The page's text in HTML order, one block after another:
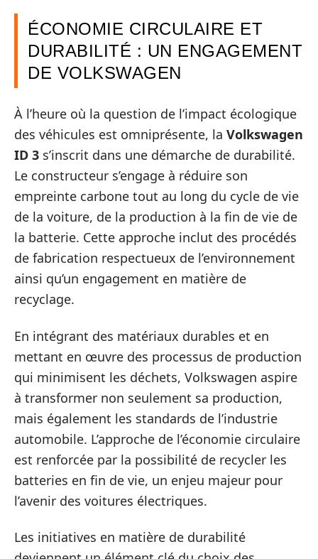
ÉCONOMIE CIRCULAIRE ET
DURABILITÉ : UN ENGAGEMENT
DE VOLKSWAGEN
À l’heure où la question de l’impact écologique
des véhicules est omniprésente, la Volkswagen
ID 3 s’inscrit dans une démarche de durabilité.
Le constructeur s’engage à réduire son
empreinte carbone tout au long du cycle de vie
de la voiture, de la production à la fin de vie de
la batterie. Cette approche inclut des procédés
de fabrication respectueux de l’environnement
ainsi qu’un engagement en matière de
recyclage.
En intégrant des matériaux durables et en
mettant en œuvre des processus de production
qui minimisent les déchets, Volkswagen aspire
à transformer non seulement sa production,
mais également les standards de l’industrie
automobile. L’approche de l’économie circulaire
est renforcée par la possibilité de recycler les
batteries en fin de vie, un enjeu majeur pour
l’avenir des voitures électriques.
Les initiatives en matière de durabilité